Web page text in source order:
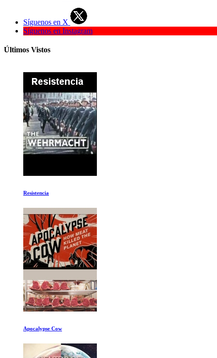
Síguenos en X
Síguenos en Instagram
Últimos Vistos